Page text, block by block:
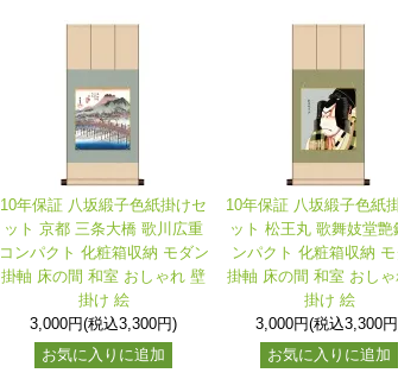
10年保証 八坂緞子色紙掛けセ
ット 京都 三条大橋 歌川広重
コンパクト 化粧箱収納 モダン
掛軸 床の間 和室 おしゃれ 壁
掛け 絵
3,000円(税込3,300円)
お気に入りに追加
10年保証 八坂緞子色紙
ット 松王丸 歌舞妓堂艶
ンパクト 化粧箱収納 モ
掛軸 床の間 和室 おし
掛け 絵
3,000円(税込3,300
お気に入りに追加